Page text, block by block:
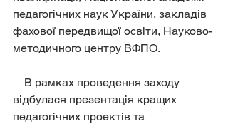
педагогічних наук України, закладів
фахової передвищої освіти, Науково-
методичного центру ВФПО.
В рамках проведення заходу
відбулася презентація кращих
педагогічних проектів та